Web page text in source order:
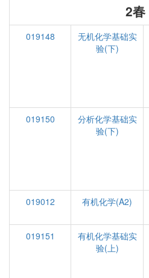
2春
019148
无机化学基础实
验(下)
019150
分析化学基础实
验(下)
019012
有机化学(A2)
019151
有机化学基础实
验(上)